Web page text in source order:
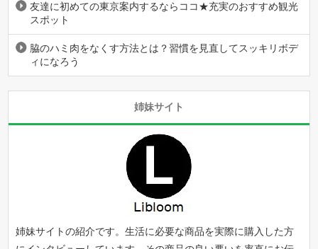
友達に初めての東京案内するならココ★充実のおすすめ観光
スポット
脇のハミ肉をなくす方法とは？習慣を見直してスッキリボデ
ィになろう
姉妹サイト
姉妹サイトの紹介です。生活に必要な商品を実際に購入した方